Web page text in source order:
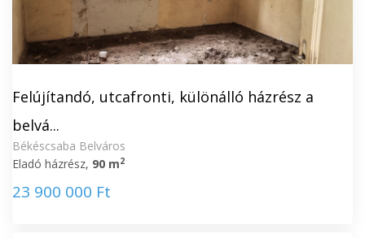
Felújítandó, utcafronti, különálló házrész a
belvá...
Békéscsaba Belváros
Eladó házrész, 90 m2
23 900 000 Ft